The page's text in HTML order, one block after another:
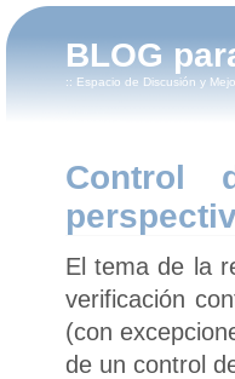
BLOG
:: Espacio de Discusión y
Control
El tema de la
verificación
(con
de un control